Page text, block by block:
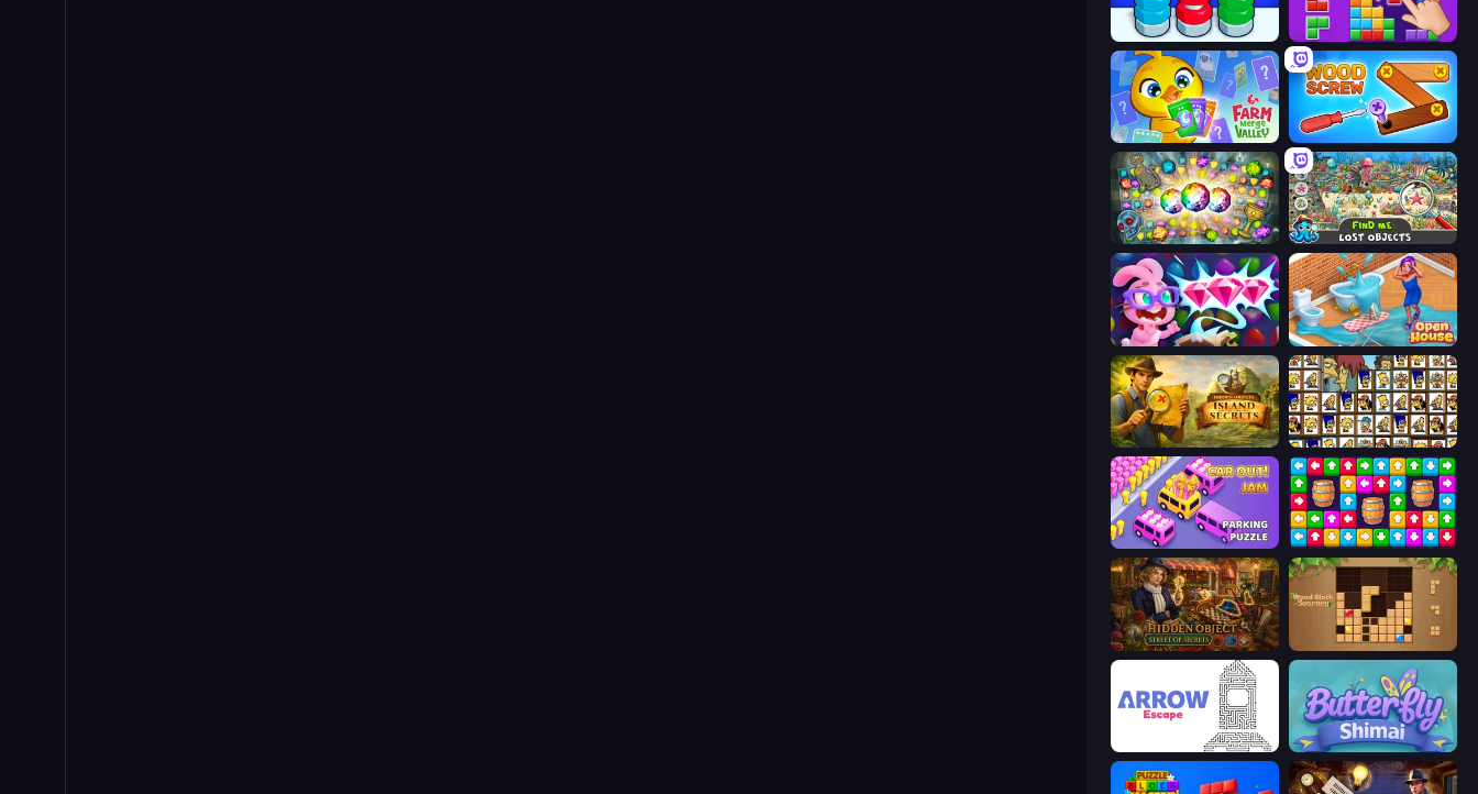
BlockBuster Puzzle
Farm Merge Valley Wood Screw: Bolts Puzzle
Forgotten Treasure 2 Find Me: Lost Objects
Skydom: Reforged Open House
Hidden Objects: Island Secrets Tiles of the Simpsons
Car OUT! Jam Parking Puzzle Tap Away Story
Hidden Object: Street Of Secrets Wood Block Journey
Arrow Escape Butterfly Shimai